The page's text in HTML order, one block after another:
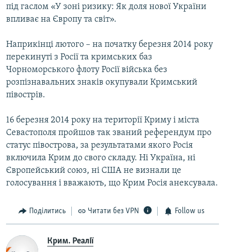
під гаслом «У зоні ризику: Як доля нової України
впливає на Європу та світ».
Наприкінці лютого – на початку березня 2014 року
перекинуті з Росії та кримських баз
Чорноморського флоту Росії війська без
розпізнавальних знаків окупували Кримський
півострів.
16 березня 2014 року на території Криму і міста
Севастополя пройшов так званий референдум про
статус півострова, за результатами якого Росія
включила Крим до свого складу. Ні Україна, ні
Європейський союз, ні США не визнали це
голосування і вважають, що Крим Росія анексувала.
Поділитись Читати без VPN Follow us
Крим. Реалії